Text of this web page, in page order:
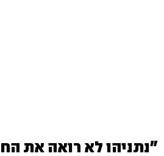
"נתניהו לא רואה את